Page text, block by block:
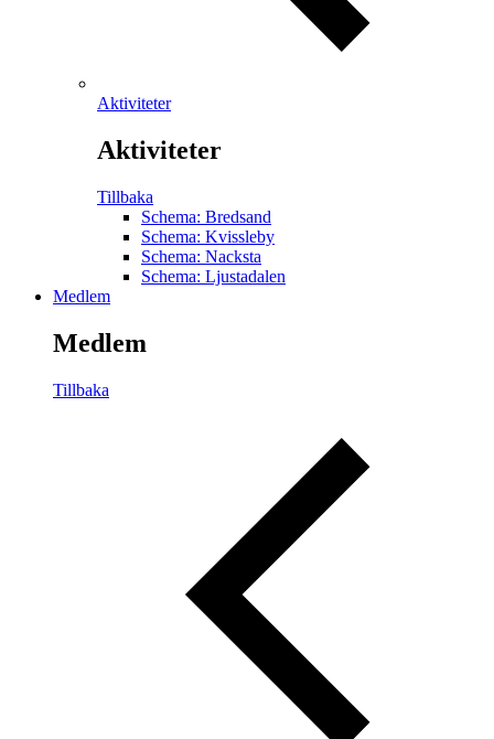
Aktiviteter
Aktiviteter
Tillbaka
Schema: Bredsand
Schema: Kvissleby
Schema: Nacksta
Schema: Ljustadalen
Medlem
Medlem
Tillbaka